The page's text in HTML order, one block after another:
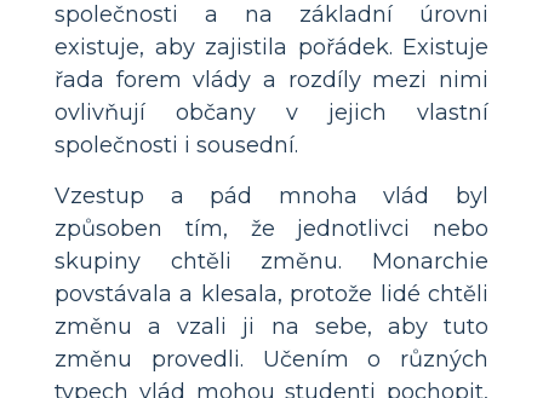
společnosti a na základní úrovni
existuje, aby zajistila pořádek. Existuje
řada forem vlády a rozdíly mezi nimi
ovlivňují občany v jejich vlastní
společnosti i sousední.
Vzestup a pád mnoha vlád byl
způsoben tím, že jednotlivci nebo
skupiny chtěli změnu. Monarchie
povstávala a klesala, protože lidé chtěli
změnu a vzali ji na sebe, aby tuto
změnu provedli. Učením o různých
typech vlád mohou studenti pochopit,